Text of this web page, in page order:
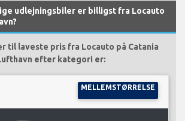
udlejningsbiler er billigst fra Locauto
til laveste pris fra Locauto på Catania
efter kategori er:
MELLEMSTØRRELSE